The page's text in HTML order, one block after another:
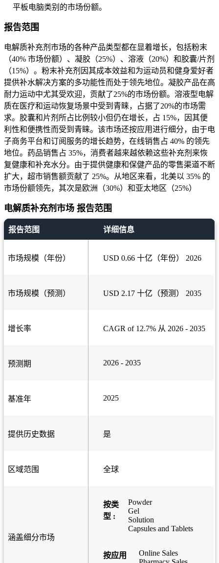
平板电脑类别的市场份额。
报告范围
电解质补充剂市场的各种产品类型都在显着增长，包括粉末
（40% 市场份额）、凝胶（25%）、溶液（20%）和胶囊/片剂
（15%）。粉末补充剂因其成本效益和为运动员和健身爱好者
提供补水解决方案的多功能性而处于领先地位。凝胶产品在高
耐力运动中尤其受欢迎，贡献了25%的市场份额。溶液型电解
质在医疗和运动恢复场景中受到青睐，占据了20%的市场需
求。胶囊和片剂所占比例较小但仍在增长，占 15%，因其便
利性和便携性而受到青睐。该市场还按应用进行细分，由于电
子商务平台和订阅服务的增长趋势，在线销售占 40% 的领先
地位。药品销售占 35%，消费者越来越依赖这些补充剂来恢
复健康和补充水分。由于提供健康和保健产品的零售渠道不断
扩大，超市销售额贡献了 25%。从地区来看，北美以 35% 的
市场份额领先，其次是欧洲（30%）和亚太地区（25%）
电解质补充剂市场 报告范围
报告范围 详细信息
市场规模（年份） USD 0.66 十亿（年份） 2026
市场规模（预测） USD 2.17 十亿（预测） 2035
增长率 CAGR of 12.7% 从 2026 - 2035
预测期 2026 - 2035
基准年 2025
提供历史数据 是
区域范围 全球
涵盖细分市场
按类
型 :
Powder
Gel
Solution
Capsules and Tablets
按应用
Online Sales